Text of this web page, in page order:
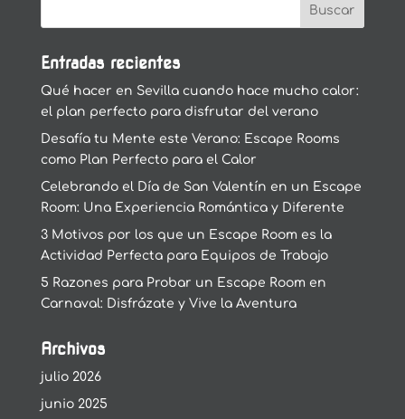
Entradas recientes
Qué hacer en Sevilla cuando hace mucho calor:
el plan perfecto para disfrutar del verano
Desafía tu Mente este Verano: Escape Rooms
como Plan Perfecto para el Calor
Celebrando el Día de San Valentín en un Escape
Room: Una Experiencia Romántica y Diferente
3 Motivos por los que un Escape Room es la
Actividad Perfecta para Equipos de Trabajo
5 Razones para Probar un Escape Room en
Carnaval: Disfrázate y Vive la Aventura
Archivos
julio 2026
junio 2025